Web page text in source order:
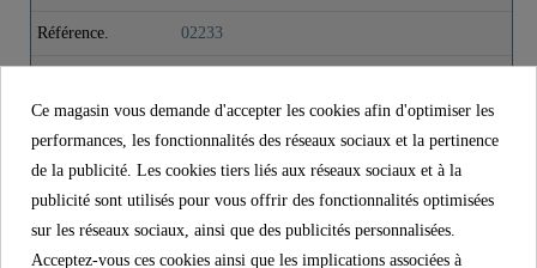
Hauteur
Référence. 02233
Couleur Noir Mat
Poids 0,0 kg
Hauteur 2,1 cm
Ce magasin vous demande d'accepter les cookies afin d'optimiser les
performances, les fonctionnalités des réseaux sociaux et la pertinence
de la publicité. Les cookies tiers liés aux réseaux sociaux et à la
publicité sont utilisés pour vous offrir des fonctionnalités optimisées
sur les réseaux sociaux, ainsi que des publicités personnalisées.
Acceptez-vous ces cookies ainsi que les implications associées à